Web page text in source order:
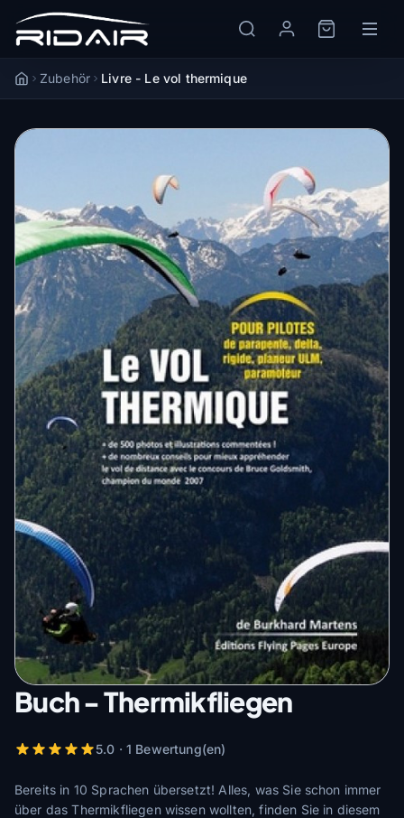
AccueilZubehör Livre - Le vol thermique
Buch - Thermikfliegen
5.0 · 1 Bewertung(en)
Bereits in 10 Sprachen übersetzt! Alles, was Sie schon immer
über das Thermikfliegen wissen wollten, finden Sie in diesem